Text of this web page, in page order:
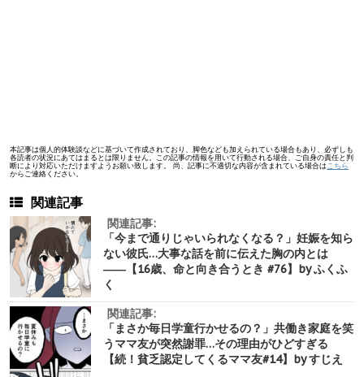
本記事は個人的体験談などに基づいて作成されており、脚色なども加えられている場合もあり、必ずしも
各読者の状況にあてはまるとは限りません。この記事の情報を用いて行動される場合、ご自身の責任と判
断により対応いただけますようお願い致します。 尚、記事に不適切な内容が含まれている場合は こちら
からご連絡ください。
関連記事
関連記事:
「今まで通りじゃいられなくなる？」妊娠を知ら
ない彼氏…大事な話を前に伝えた胸の内とは
――【16歳、命と向き合うとき #76】by ふくふ
く
関連記事:
「まさか毎日学童行かせるの？」共働き家庭を笑
うママ友が突然謝罪…その理由がひどすぎる
【続！貧乏認定してくるママ友#14】by すじえ